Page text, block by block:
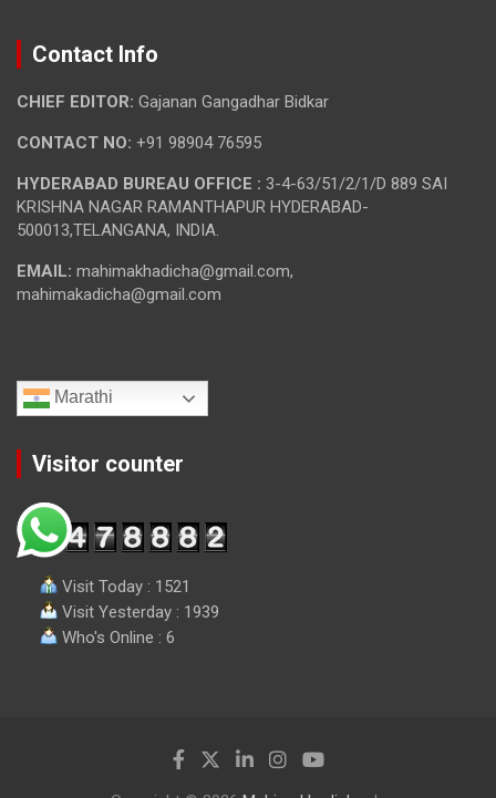
Contact Info
CHIEF EDITOR: Gajanan Gangadhar Bidkar
CONTACT NO: +91 98904 76595
HYDERABAD BUREAU OFFICE : 3-4-63/51/2/1/D 889 SAI
KRISHNA NAGAR RAMANTHAPUR HYDERABAD-
500013,TELANGANA, INDIA.
EMAIL: mahimakhadicha@gmail.com,
mahimakadicha@gmail.com
Marathi
Visitor counter
Visit Today : 1521
Visit Yesterday : 1939
Who's Online : 6